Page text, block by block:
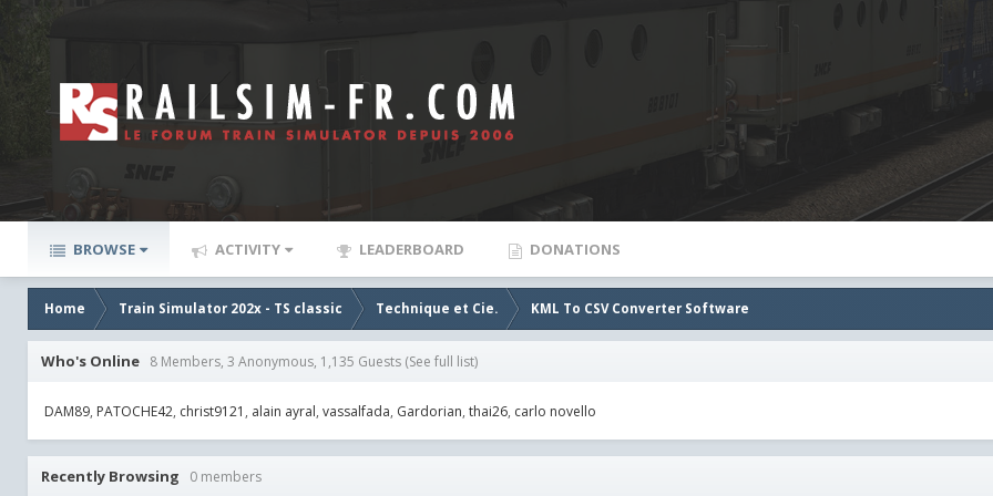
BROWSE ACTIVITY LEADERBOARD DONATIONS
Home Train Simulator 202x - TS classic Technique et Cie. KML To CSV Converter Software
Who's Online 8 Members, 3 Anonymous, 1,135 Guests (See full list)
DAM89 PATOCHE42 christ9121 alain ayral vassalfada Gardorian thai26 carlo novello
Recently Browsing 0 members